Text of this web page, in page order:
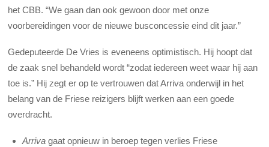
het CBB. “We gaan dan ook gewoon door met onze
voorbereidingen voor de nieuwe busconcessie eind dit jaar.”
Gedeputeerde De Vries is eveneens optimistisch. Hij hoopt dat
de zaak snel behandeld wordt “zodat iedereen weet waar hij aan
toe is.” Hij zegt er op te vertrouwen dat Arriva onderwijl in het
belang van de Friese reizigers blijft werken aan een goede
overdracht.
Arriva gaat opnieuw in beroep tegen verlies Friese